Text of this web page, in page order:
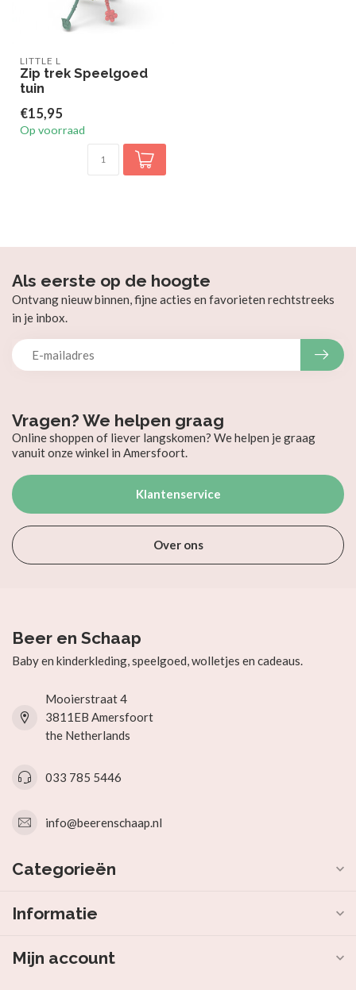
LITTLE L
Zip trek Speelgoed
tuin
€15,95
Op voorraad
Vragen? We helpen graag
Online shoppen of liever langskomen? We helpen je graag
vanuit onze winkel in Amersfoort.
Klantenservice
Over ons
Als eerste op de hoogte
Ontvang nieuw binnen, fijne acties en favorieten rechtstreeks
in je inbox.
Beer en Schaap
Baby en kinderkleding, speelgoed, wolletjes en cadeaus.
Mooierstraat 4
3811EB Amersfoort
the Netherlands
033 785 5446
info@beerenschaap.nl
Categorieën
Informatie
Mijn account